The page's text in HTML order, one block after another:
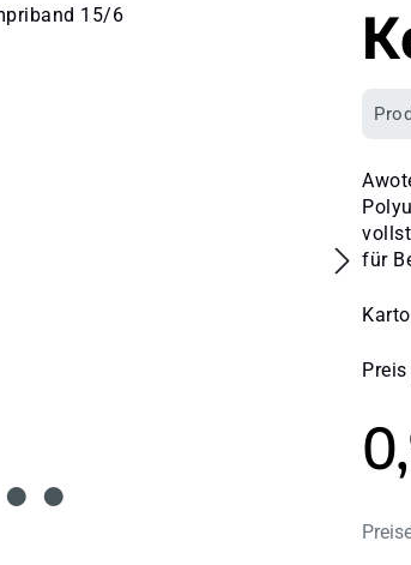
für